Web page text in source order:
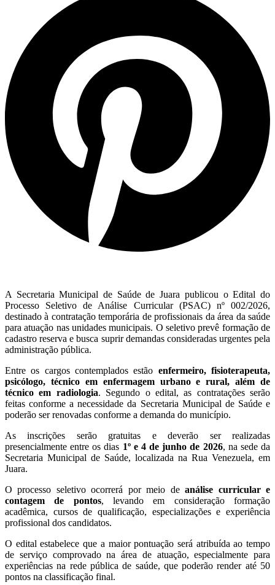
A Secretaria Municipal de Saúde de Juara publicou o Edital do
Processo Seletivo de Análise Curricular (PSAC) nº 002/2026,
destinado à contratação temporária de profissionais da área da saúde
para atuação nas unidades municipais. O seletivo prevê formação de
cadastro reserva e busca suprir demandas consideradas urgentes pela
administração pública.
Entre os cargos contemplados estão enfermeiro, fisioterapeuta,
psicólogo, técnico em enfermagem urbano e rural, além de
técnico em radiologia. Segundo o edital, as contratações serão
feitas conforme a necessidade da Secretaria Municipal de Saúde e
poderão ser renovadas conforme a demanda do município.
As inscrições serão gratuitas e deverão ser realizadas
presencialmente entre os dias 1º e 4 de junho de 2026, na sede da
Secretaria Municipal de Saúde, localizada na Rua Venezuela, em
Juara.
O processo seletivo ocorrerá por meio deanálise curricular e
contagem de pontos, levando em consideração formação
acadêmica, cursos de qualificação, especializações e experiência
profissional dos candidatos.
O edital estabelece que a maior pontuação será atribuída ao tempo
de serviço comprovado na área de atuação, especialmente para
experiências na rede pública de saúde, que poderão render até 50
pontos na classificação final.